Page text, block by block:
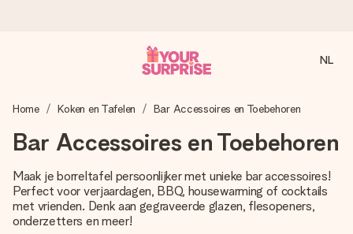
We maken jouw cadeau met zorg en zorgen dat het
het juiste moment, wanneer het het meeste betekent.
4,8 (gebaseerd op +8.000 reviews)
NL
Home Koken en Tafelen Bar Accessoires en Toebehoren
Bar Accessoires en Toebehoren
Maak je borreltafel persoonlijker met unieke bar accessoires!
Perfect voor verjaardagen, BBQ, housewarming of cocktails
met vrienden. Denk aan gegraveerde glazen, flesopeners,
onderzetters en meer!